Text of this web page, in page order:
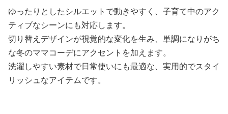
ゆったりとしたシルエットで動きやすく、子育て中のアク
ティブなシーンにも対応します。
切り替えデザインが視覚的な変化を生み、単調になりがち
な冬のママコーデにアクセントを加えます。
洗濯しやすい素材で日常使いにも最適な、実用的でスタイ
リッシュなアイテムです。